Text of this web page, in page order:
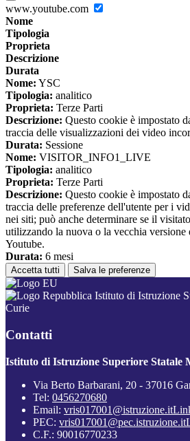
www.youtube.com
Nome
Tipologia
Proprieta
Descrizione
Durata
Nome: YSC
Tipologia: analitico
Proprieta: Terze Parti
Descrizione: Questo cookie è impostato
traccia delle visualizzazioni dei video
Durata: Sessione
Nome: VISITOR_INFO1_LIVE
Tipologia: analitico
Proprieta: Terze Parti
Descrizione: Questo cookie è impostato
traccia delle preferenze dell'utente per i
nei siti; può anche determinare se il
utilizzando la nuova o la vecchia versione
Youtube.
Durata: 6 mesi
Accetta tutti Salva le preferenze
Istituto di Istruzione
Curie
Contatti
Istituto di Istruzione Superiore Statale
Via Berto Barbarani, 20 - 37016
Tel: 0456270680
Email: vris017001@istruzione.it
PEC: vris017001@pec.istruzione.it
C.F.: 90016770233